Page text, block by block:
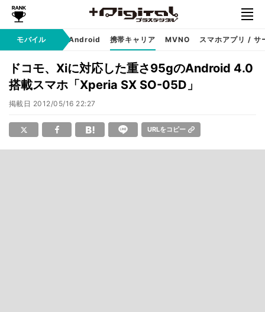
モバイル
iPhone Android 携帯キャリア MVNO スマホアプリ / サ
ドコモ、Xiに対応した重さ95gのAndroid 4.0
搭載スマホ「Xperia SX SO-05D」
掲載日 2012/05/16 22:27
URLをコピー